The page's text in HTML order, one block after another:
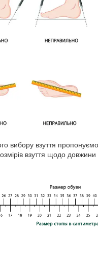
вибору взуття
взуття щодо